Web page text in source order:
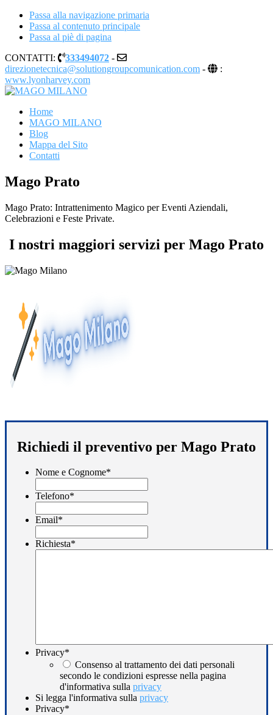
Passa alla navigazione primaria
Passa al contenuto principale
Passa al piè di pagina
CONTATTI:
333494072 -
direzionetecnica@solutiongroupcomunication.com -
:
www.lyonharvey.com
MAGO MILANO
Illusionista a Milano
Home
MAGO MILANO
Blog
Mappa del Sito
Contatti
Mago Prato
Mago Prato: Intrattenimento Magico per Eventi Aziendali,
Celebrazioni e Feste Private.
I nostri maggiori servizi per Mago Prato
Richiedi il preventivo per Mago Prato
Nome e Cognome*
Telefono*
Email*
Richiesta*
Privacy*
Consenso al trattamento dei dati personali
secondo le condizioni espresse nella pagina
d'informativa sulla privacy
Si legga l'informativa sulla privacy
Privacy*